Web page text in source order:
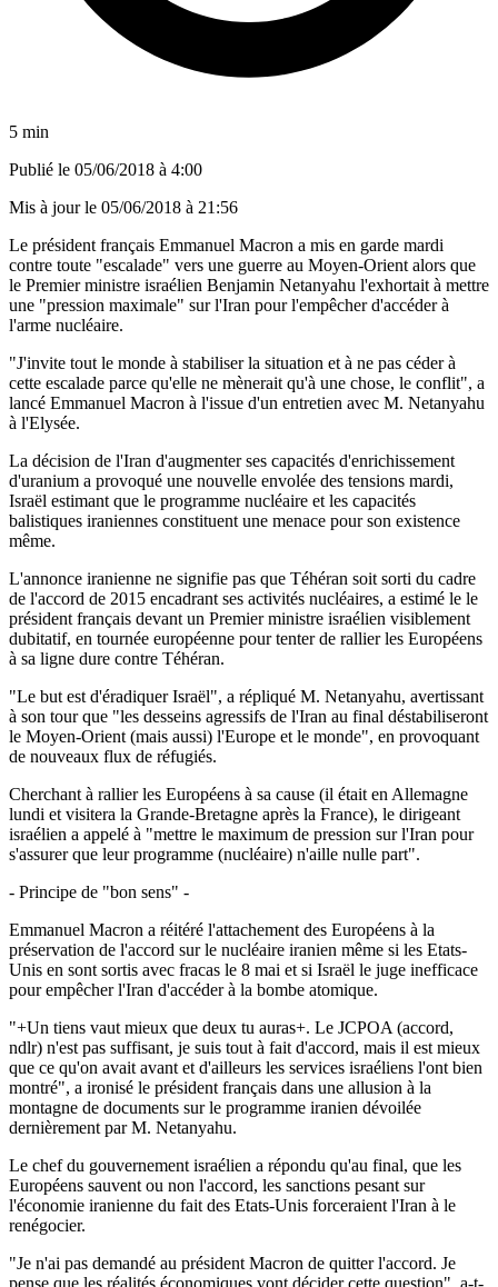
5 min
Publié le 05/06/2018 à 4:00
Mis à jour le 05/06/2018 à 21:56
Le président français Emmanuel Macron a mis en garde mardi
contre toute "escalade" vers une guerre au Moyen-Orient alors que
le Premier ministre israélien Benjamin Netanyahu l'exhortait à mettre
une "pression maximale" sur l'Iran pour l'empêcher d'accéder à
l'arme nucléaire.
"J'invite tout le monde à stabiliser la situation et à ne pas céder à
cette escalade parce qu'elle ne mènerait qu'à une chose, le conflit", a
lancé Emmanuel Macron à l'issue d'un entretien avec M. Netanyahu
à l'Elysée.
La décision de l'Iran d'augmenter ses capacités d'enrichissement
d'uranium a provoqué une nouvelle envolée des tensions mardi,
Israël estimant que le programme nucléaire et les capacités
balistiques iraniennes constituent une menace pour son existence
même.
L'annonce iranienne ne signifie pas que Téhéran soit sorti du cadre
de l'accord de 2015 encadrant ses activités nucléaires, a estimé le le
président français devant un Premier ministre israélien visiblement
dubitatif, en tournée européenne pour tenter de rallier les Européens
à sa ligne dure contre Téhéran.
"Le but est d'éradiquer Israël", a répliqué M. Netanyahu, avertissant
à son tour que "les desseins agressifs de l'Iran au final déstabiliseront
le Moyen-Orient (mais aussi) l'Europe et le monde", en provoquant
de nouveaux flux de réfugiés.
Cherchant à rallier les Européens à sa cause (il était en Allemagne
lundi et visitera la Grande-Bretagne après la France), le dirigeant
israélien a appelé à "mettre le maximum de pression sur l'Iran pour
s'assurer que leur programme (nucléaire) n'aille nulle part".
- Principe de "bon sens" -
Emmanuel Macron a réitéré l'attachement des Européens à la
préservation de l'accord sur le nucléaire iranien même si les Etats-
Unis en sont sortis avec fracas le 8 mai et si Israël le juge inefficace
pour empêcher l'Iran d'accéder à la bombe atomique.
"+Un tiens vaut mieux que deux tu auras+. Le JCPOA (accord,
ndlr) n'est pas suffisant, je suis tout à fait d'accord, mais il est mieux
que ce qu'on avait avant et d'ailleurs les services israéliens l'ont bien
montré", a ironisé le président français dans une allusion à la
montagne de documents sur le programme iranien dévoilée
dernièrement par M. Netanyahu.
Le chef du gouvernement israélien a répondu qu'au final, que les
Européens sauvent ou non l'accord, les sanctions pesant sur
l'économie iranienne du fait des Etats-Unis forceraient l'Iran à le
renégocier.
"Je n'ai pas demandé au président Macron de quitter l'accord. Je
pense que les réalités économiques vont décider cette question", a-t-